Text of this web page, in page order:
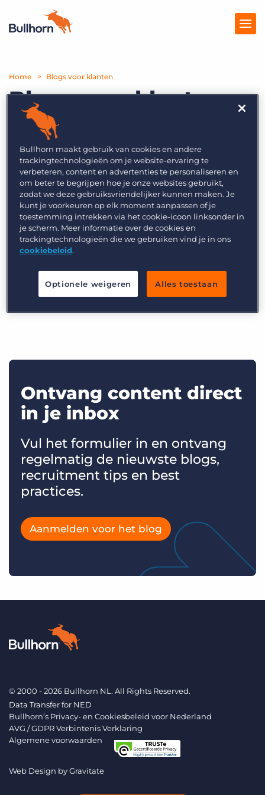
Producten
Prijzen
Kennisbank
Marketplace
Over Ons
Vraag een demo aan Inloggen
Home Blogs voor klanten
Blogs voor klanten
Learning
Assistant in action
Ontvang content direct
in je inbox
Vul het formulier in en ontvang
regelmatig de nieuwste blogs,
recruitment tips en best
practices.
Aanmelden voor het blog
© 2000 - 2026 Bullhorn NL. All Rights Reserved.
Data Transfer for NED
Bullhorn’s Privacy- en Cookiesbeleid voor Nederland
AVG / GDPR Verbintenis Verklaring
Algemene voorwaarden
Web Design byGravitate
Bullhorn maakt gebruik van cookies en andere
trackingtechnologieën om je website-ervaring te
verbeteren, content en advertenties te personaliseren en
om beter te begrijpen hoe je onze websites gebruikt,
zodat we deze gebruiksvriendelijker kunnen maken. Je
kunt je voorkeuren op elk moment aanpassen of je
toestemming intrekken via het cookie-icoon linksonder in
je scherm. Meer informatie over de cookies en
trackingtechnologieën die we gebruiken vind je in ons
cookiebeleid.
Optionele weigeren Alles toestaan